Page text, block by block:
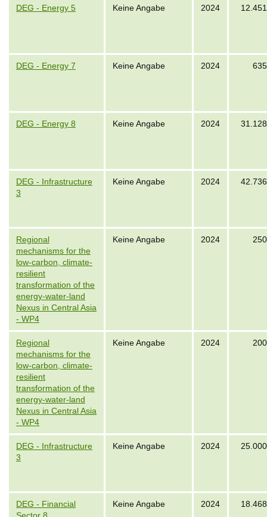
DEG - Energy 5 Keine Angabe 2024
DEG - Energy 7 Keine Angabe 2024
DEG - Energy 8 Keine Angabe 2024
DEG - Infrastructure
3
Keine Angabe 2024
Regional
mechanisms for the
low-carbon, climate-
resilient
transformation of the
energy-water-land
Nexus in Central Asia
- WP4
Keine Angabe 2024
Regional
mechanisms for the
low-carbon, climate-
resilient
transformation of the
energy-water-land
Nexus in Central Asia
- WP4
Keine Angabe 2024
DEG - Infrastructure
3
Keine Angabe 2024
DEG - Financial
Keine Angabe 2024